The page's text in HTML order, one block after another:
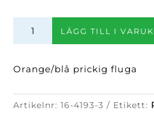
Orange/blå prickig fluga
Artikelnr:16-4193-3 Etikett:
mängd
LÄGG TILL I